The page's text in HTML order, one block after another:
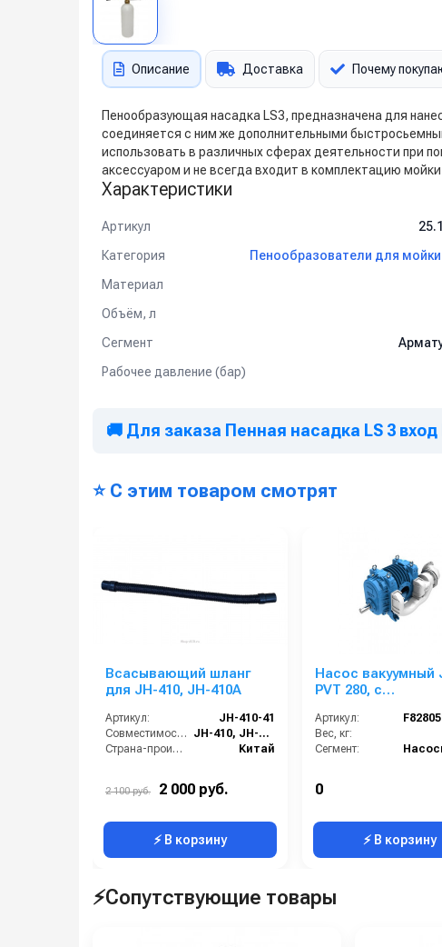
Описание Доставка Почему
Пенообразующая насадка LS3, предназначена для
соединяется с ним же дополнительными
использовать в различных сферах деятельности при
аксессуаром и не всегда входит в комплектацию
Характеристики
Артикул
Категория
Пенообразователи для
Материал
Объём, л
Сегмент
Рабочее давление (бар)
🚚 Для заказа Пенная насадка LS 3
⭐ С этим товаром смотрят
Всасывающий шланг
для JH-410, JH-410A
Артикул:
JH-410-41
Совместимость:
JH-410, JH-410A
Страна-производитель:
Китай
2 100 руб. 2 000 руб.
⚡ В корзину
Насос вакуумный
PVT 280, с
левое вращение
Артикул:
Вес, кг:
Сегмент:
0
⚡ В корзину
⚡Сопутствующие товары